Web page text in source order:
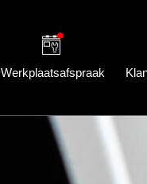
Werkplaatsafspraak